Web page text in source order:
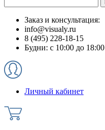
Заказ и консультация:
info@visualy.ru
8 (495) 228-18-15
Будни: с 10:00 до 18:00
Личный кабинет